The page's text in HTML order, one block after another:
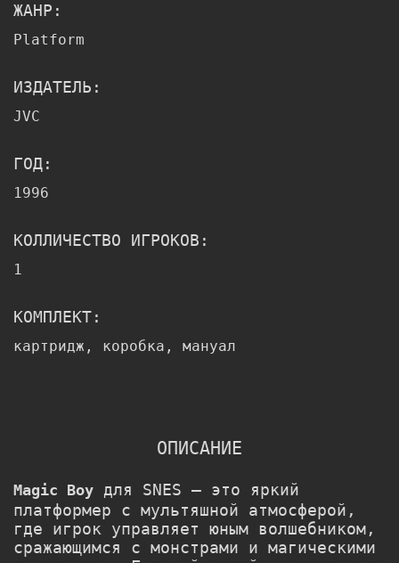
ЖАНР:
Platform
ИЗДАТЕЛЬ:
JVC
ГОД:
1996
КОЛЛИЧЕСТВО ИГРОКОВ:
1
КОМПЛЕКТ:
картридж, коробка, мануал
ОПИСАНИЕ
Magic Boy для SNES — это яркий
платформер с мультяшной атмосферой,
где игрок управляет юным волшебником,
сражающимся с монстрами и магическими